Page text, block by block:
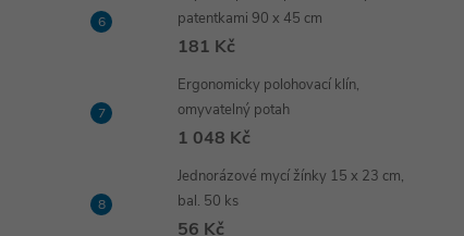
patentkami 90 x 45 cm
181 Kč
Ergonomicky polohovací klín,
omyvatelný potah
1 048 Kč
Jednorázové mycí žínky 15 x 23 cm,
bal. 50 ks
56 Kč